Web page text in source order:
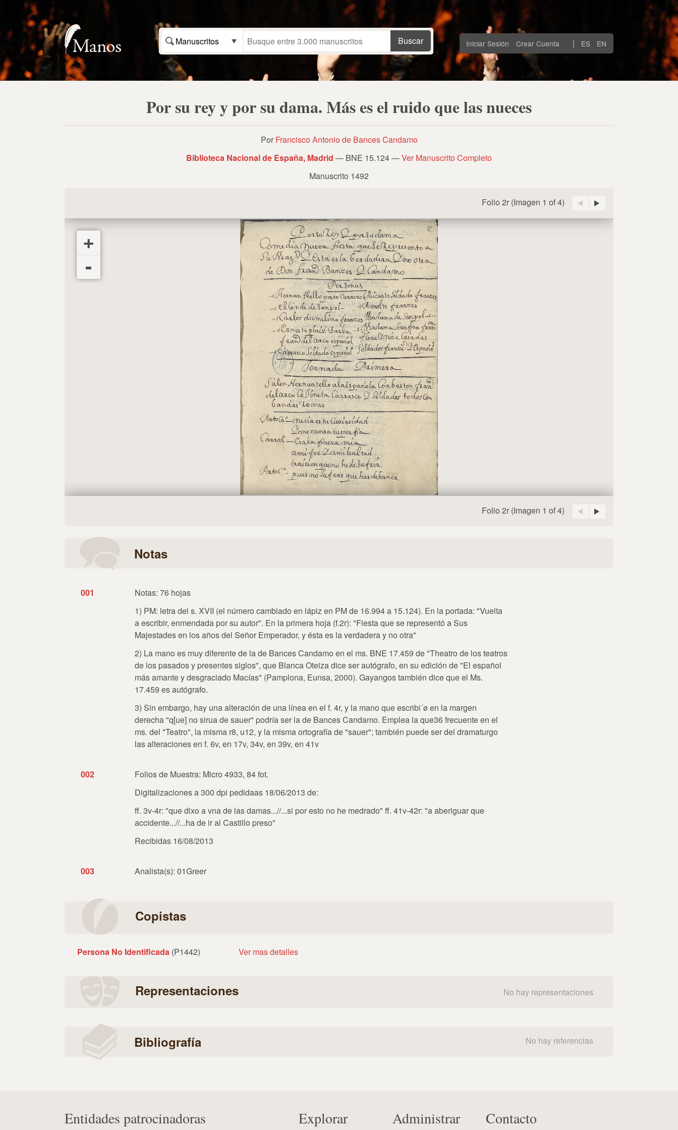
Manuscritos Iniciar Sesión Crear Cuenta | ES EN
Por su rey y por su dama. Más es el ruido que las nueces
Por Francisco Antonio de Bances Candamo
Biblioteca Nacional de España, Madrid — BNE 15.124 —Ver Manuscrito Completo
Manuscrito 1492
Folio 2r (Imagen 1 of 4)
Folio 2r (Imagen 1 of 4)
Notas
001
Notas: 76 hojas
1) PM: letra del s. XVII (el número cambiado en lápiz en PM de 16.994 a 15.124). En la portada: "Vuelta
a escribir, enmendada por su autor". En la primera hoja (f.2r): "Fiesta que se representó a Sus
Majestades en los años del Señor Emperador, y ésta es la verdadera y no otra"
2) La mano es muy diferente de la de Bances Candamo en el ms. BNE 17.459 de "Theatro de los teatros
de los pasados y presentes siglos", que Blanca Oteiza dice ser autógrafo, en su edición de "El español
más amante y desgraciado Macías" (Pamplona, Eunsa, 2000). Gayangos también dice que el Ms.
17.459 es autógrafo.
3) Sin embargo, hay una alteración de una línea en el f. 4r, y la mano que escribi´ø en la margen
derecha "q[ue] no sirua de sauer" podría ser la de Bances Candamo. Emplea la que36 frecuente en el
ms. del "Teatro", la misma r8, u12, y la misma ortografía de "sauer"; también puede ser del dramaturgo
las alteraciones en f. 6v, en 17v, 34v, en 39v, en 41v
002
Folios de Muestra: Micro 4933, 84 fot.
Digitalizaciones a 300 dpi pedidaas 18/06/2013 de:
ff. 3v-4r: "que dixo a vna de las damas...//...si por esto no he medrado" ff. 41v-42r: "a aberiguar que
accidente...//...ha de ir al Castillo preso"
Recibidas 16/08/2013
003 Analista(s): 01Greer
Copistas
Persona No Identificada (P1442) Ver mas detalles
Representaciones No hay representaciones
Bibliografía No hay referencias
Entidades patrocinadoras Explorar Administrar Contacto